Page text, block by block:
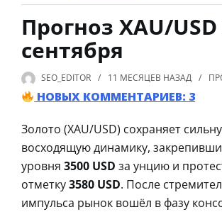
Прогноз XAU/
сентября
SEO_EDITOR 11 МЕСЯЦЕВ НАЗАД
НОВЫХ КОММЕНТАРИЕВ: 3
Золото (XAU/USD) сохраняет
восходящую динамику,
уровня 3500 USD за унцию и
отметку3580 USD. После
импульса рынок вошёл в фазу